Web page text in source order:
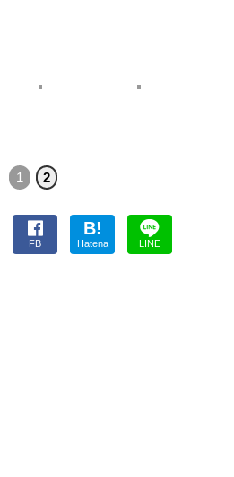
1 2
FB
B!
Hatena LINE